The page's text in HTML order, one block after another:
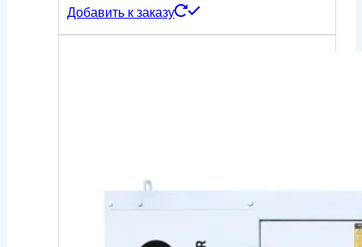
Добавить к заказу